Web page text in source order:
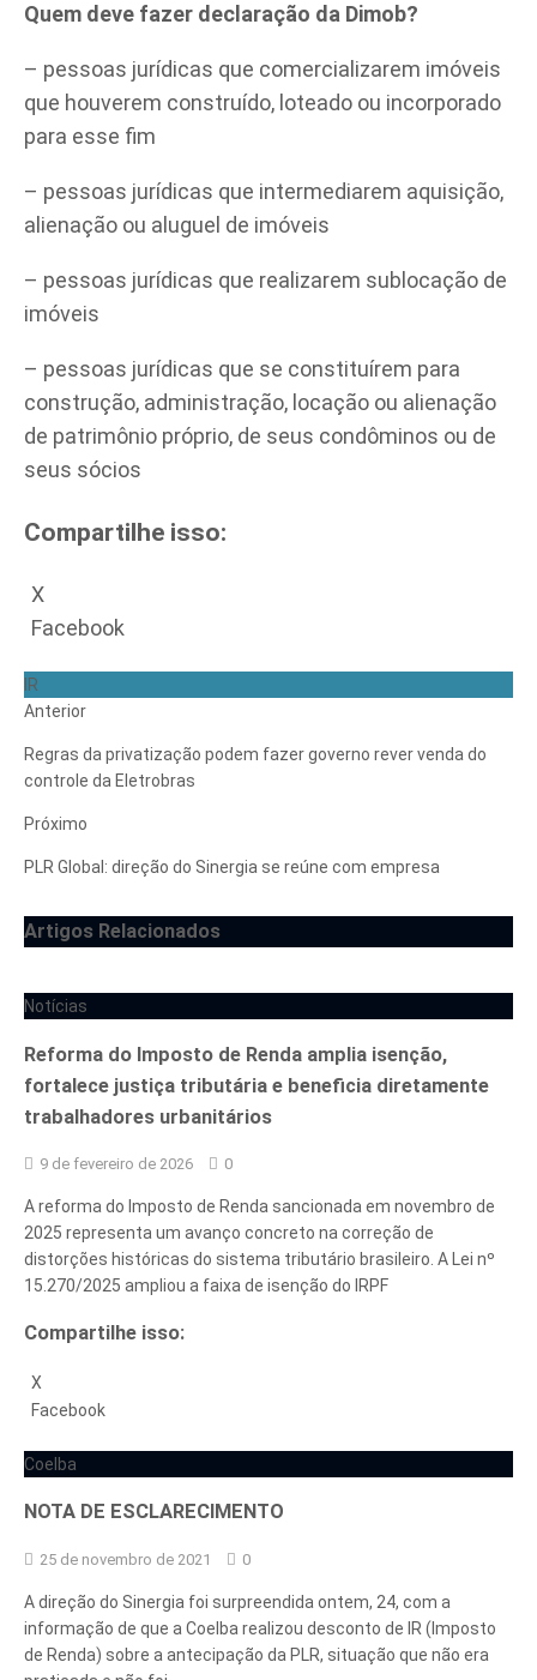
Quem deve fazer declaração da Dimob?
– pessoas jurídicas que comercializarem imóveis
que houverem construído, loteado ou incorporado
para esse fim
– pessoas jurídicas que intermediarem aquisição,
alienação ou aluguel de imóveis
– pessoas jurídicas que realizarem sublocação de
imóveis
– pessoas jurídicas que se constituírem para
construção, administração, locação ou alienação
de patrimônio próprio, de seus condôminos ou de
seus sócios
Compartilhe isso:
X
Facebook
IR
Anterior
Regras da privatização podem fazer governo rever venda do
controle da Eletrobras
Próximo
PLR Global: direção do Sinergia se reúne com empresa
Artigos Relacionados
Notícias
Reforma do Imposto de Renda amplia isenção,
fortalece justiça tributária e beneficia diretamente
trabalhadores urbanitários
9 de fevereiro de 2026 0
A reforma do Imposto de Renda sancionada em novembro de
2025 representa um avanço concreto na correção de
distorções históricas do sistema tributário brasileiro. A Lei nº
15.270/2025 ampliou a faixa de isenção do IRPF
Compartilhe isso:
X
Facebook
Coelba
NOTA DE ESCLARECIMENTO
25 de novembro de 2021 0
A direção do Sinergia foi surpreendida ontem, 24, com a
informação de que a Coelba realizou desconto de IR (Imposto
de Renda) sobre a antecipação da PLR, situação que não era